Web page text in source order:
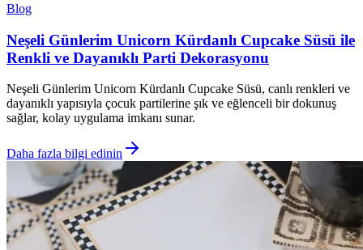
Blog
Neşeli Günlerim Unicorn Kürdanlı Cupcake Süsü ile
Renkli ve Dayanıklı Parti Dekorasyonu
Neşeli Günlerim Unicorn Kürdanlı Cupcake Süsü, canlı renkleri ve
dayanıklı yapısıyla çocuk partilerine şık ve eğlenceli bir dokunuş
sağlar, kolay uygulama imkanı sunar.
Daha fazla bilgi edinin